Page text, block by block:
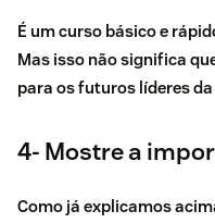
É um curso básico e
Mas isso não significa
para os futuros líderes
4- Mostre a
Como já explicamos